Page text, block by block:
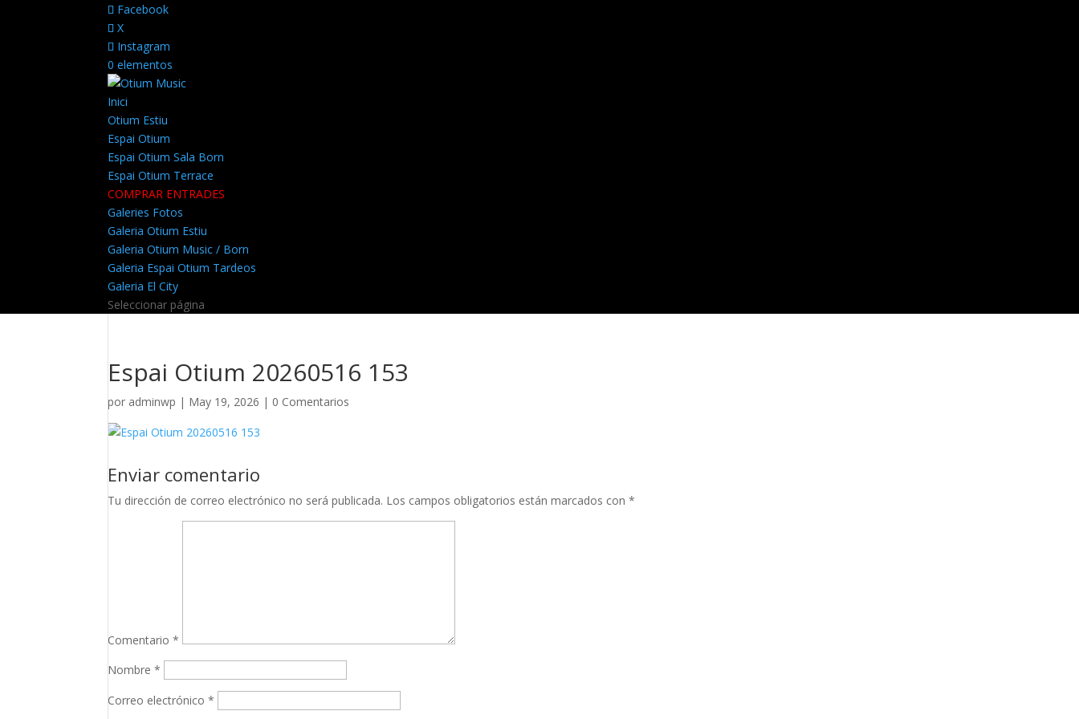
Facebook
X
Instagram
0 elementos
Inici
Otium Estiu
Espai Otium
Espai Otium Sala Born
Espai Otium Terrace
COMPRAR ENTRADES
Galeries Fotos
Galeria Otium Estiu
Galeria Otium Music / Born
Galeria Espai Otium Tardeos
Galeria El City
Seleccionar página
Espai Otium 20260516 153
por adminwp | May 19, 2026 | 0 Comentarios
Enviar comentario
Tu dirección de correo electrónico no será publicada. Los campos obligatorios están marcados con*
Comentario*
Nombre*
Correo electrónico*